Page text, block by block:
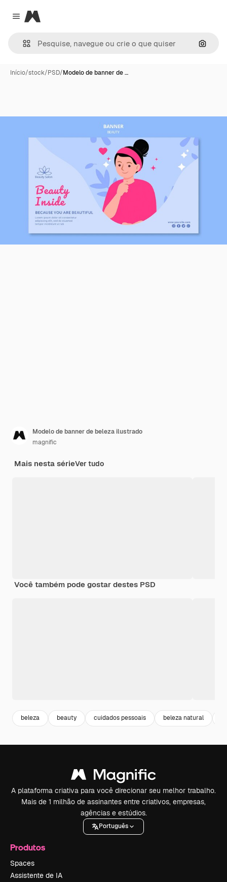
Close menu
Magnific
Início/stock/PSD/Modelo de banner de …
Modelo de banner de beleza ilustrado
magnific
Mais nesta sérieVer tudo
Você também pode gostar destes PSD
beleza beauty cuidados pessoais beleza natural
A plataforma criativa para você direcionar seu melhor trabalho.
Mais de 1 milhão de assinantes entre criativos, empresas,
agências e estúdios.
Português
Produtos
Spaces
Assistente de IA